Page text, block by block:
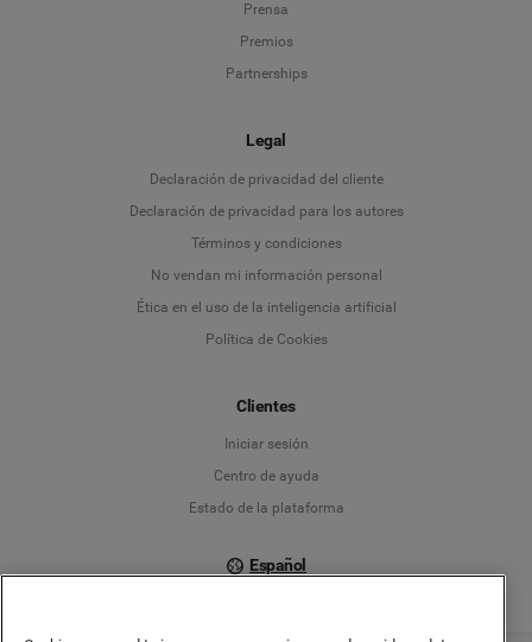
Prensa
Premios
Partnerships
Legal
Declaración de privacidad del cliente
Declaración de privacidad para los autores
Términos y condiciones
No vendan mi información personal
Ética en el uso de la inteligencia artificial
Política de Cookies
Clientes
Iniciar sesión
Centro de ayuda
Estado de la plataforma
Español